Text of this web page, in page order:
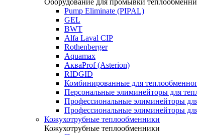
Оборудование для промывки
Pump Eliminate (PIPAL)
GEL
BWT
Alfa Laval CIP
Rothenberger
Aquamax
АкваProf (Asterion)
RIDGID
Комбинированные для
Персональные элиминейторы для
Профессиональные элиминейторы
Профессиональные элиминейторы
Кожухотрубные теплообменники
Кожухотрубные теплообменники